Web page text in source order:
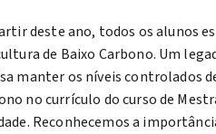
deste ano, todos os alunos
de Baixo Carbono. Um
manter os níveis controlados
no currículo do curso de
Reconhecemos a